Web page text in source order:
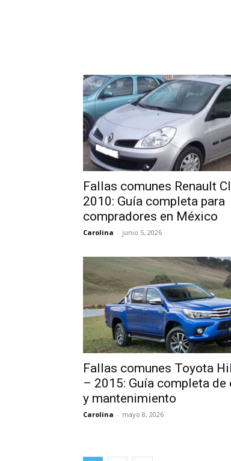
Fallas comunes Renault
2010: Guía completa para
compradores en México
Carolina - junio 5, 2026
Fallas comunes Toyota
– 2015: Guía completa de
y mantenimiento
Carolina - mayo 8, 2026